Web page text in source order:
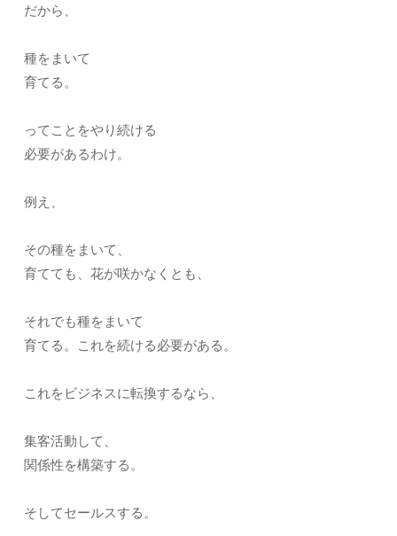
だから、
種をまいて
育てる。
ってことをやり続ける
必要があるわけ。
例え、
その種をまいて、
育てても、花が咲かなくとも、
それでも種をまいて
育てる。これを続ける必要がある。
これをビジネスに転換するなら、
集客活動して、
関係性を構築する。
そしてセールスする。